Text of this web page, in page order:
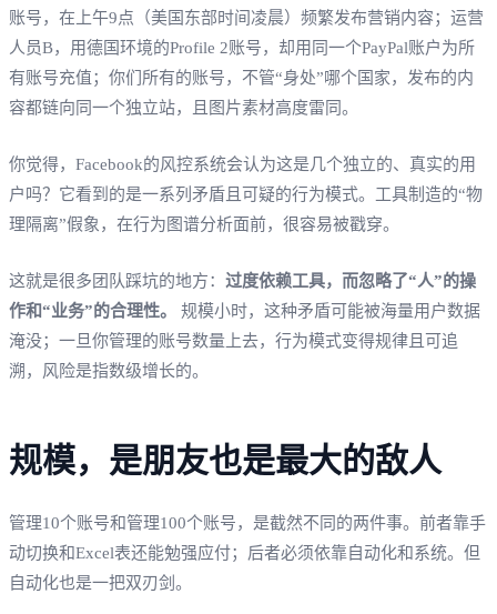
账号，在上午9点（美国东部时间凌晨）频繁发布营销内容；运营
人员B，用德国环境的Profile 2账号，却用同一个PayPal账户为所
有账号充值；你们所有的账号，不管“身处”哪个国家，发布的内
容都链向同一个独立站，且图片素材高度雷同。
你觉得，Facebook的风控系统会认为这是几个独立的、真实的用
户吗？它看到的是一系列矛盾且可疑的行为模式。工具制造的“物
理隔离”假象，在行为图谱分析面前，很容易被戳穿。
这就是很多团队踩坑的地方： 过度依赖工具，而忽略了“人”的操
作和“业务”的合理性。
规模小时，这种矛盾可能被海量用户数据
淹没；一旦你管理的账号数量上去，行为模式变得规律且可追
溯，风险是指数级增长的。
规模，是朋友也是最大的敌人
管理10个账号和管理100个账号，是截然不同的两件事。前者靠手
动切换和Excel表还能勉强应付；后者必须依靠自动化和系统。但
自动化也是一把双刃剑。